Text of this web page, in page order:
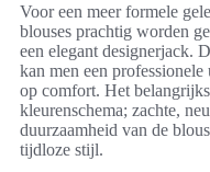
Voor een meer formele
blouses prachtig worden
een elegant designerjack.
kan men een
op comfort. Het
kleurenschema; zachte,
duurzaamheid van de
tijdloze stijl.